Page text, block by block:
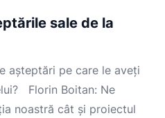
sale de la
așteptări pe care le aveți
Florin Boitan: Ne
noastră cât și proiectul